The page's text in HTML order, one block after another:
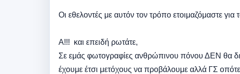
Οι εθελοντές με αυτόν τον τρόπο ετοιμαζόμαστε
Α!!! και επειδή ρωτάτε,
Σε εμάς φωτογραφίες ανθρώπινου πόνου ΔΕΝ θα
έχουμε έτσι μετόχους να προβάλουμε αλλά ΓΣ